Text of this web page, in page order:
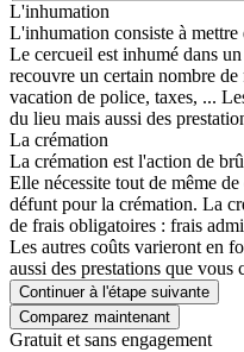
L'inhumation
L'inhumation consiste à
Le cercueil est inhumé dans
recouvre un certain nombre
vacation de police, taxes, ...
du lieu mais aussi des
La crémation
La crémation est l'action de
Elle nécessite tout de même
défunt pour la crémation. La
de frais obligatoires : frais
Les autres coûts varieront en
aussi des prestations que vous
Continuer à l'étape suivante
Gratuit et sans engagement